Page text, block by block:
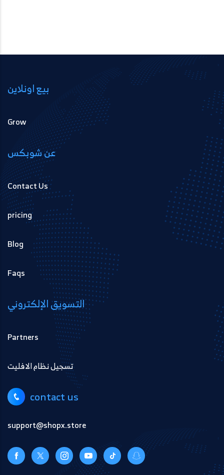
بيع اونلاين
Grow
عن شوبكس
Contact Us
pricing
Blog
Faqs
التسويق الإلكتروني
Partners
تسجيل نظام الافليت
contact us
support@shopx.store